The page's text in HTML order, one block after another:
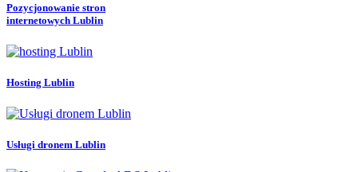
Pozycjonowanie stron
internetowych Lublin
Hosting Lublin
Usługi dronem Lublin